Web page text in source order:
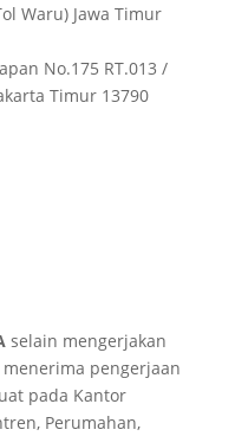
Waru) Jawa Timur
No.175 RT.013 /
Timur 13790
selain mengerjakan
pengerjaan
pada Kantor
Perumahan,